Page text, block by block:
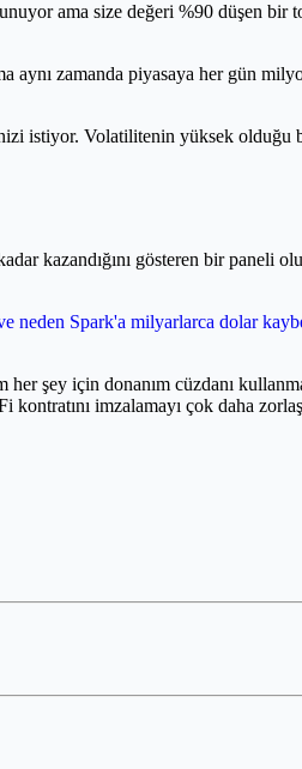
ama size değeri %90 düşen bir
zamanda piyasaya her gün
istiyor. Volatilitenin yüksek
kazandığını gösteren bir paneli
neden Spark'a milyarlarca dolar
her şey için donanım cüzdanı
imzalamayı çok daha